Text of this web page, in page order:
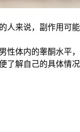
来说，副作用可能
体内的睾酮水平
了解自己的具体情